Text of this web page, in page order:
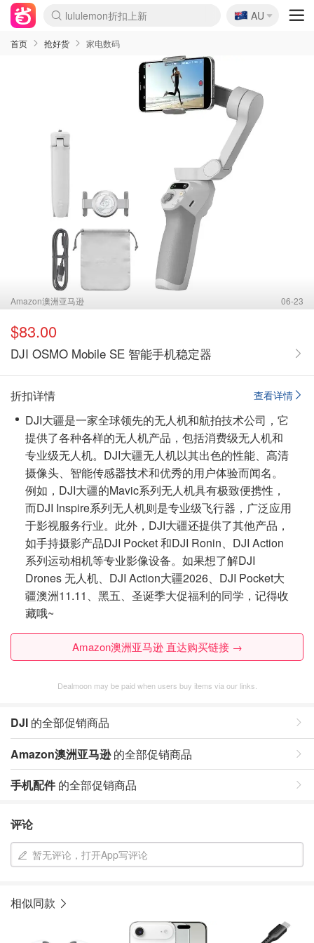
lululemon折扣上新
Sasa美妆护肤3.5折
SSENSE年中3折
FreshBeauty好价汇总
Cettire降价+叠9折
WWS Coles超市实拍
viagogo二手票捡漏
Myer超级周末1折
The Outnet奢牌1折起
David Jones 3折起
Flannels大牌1折
Perfumes Club护肤1折
AMIRO返校季6.2折
Amazon折扣汇总
eToro入金$200送$50
Amazon数码好物
ICONIC本周7.5折
ThedoubleF高奢地板价
Moose Knuckles 6折
丝芙兰5折起
EUFY官网3.7折起
Selenichast首饰2折
Trip机票酒店促销
YSL送5件彩妆礼
Amazon家居好物
Amazon美妆护肤
雅漾大喷$8
过敏原检测盒$33
伊索独家赠50ml沐浴露
科颜氏清仓3折
SEALIFE海洋馆门票6折
丝塔芙大白罐$16
订阅Newsletter送香薰
Cult Beauty 6.8折
Harrods圣诞日历2.3折
LN-CC奢牌私促3折
d'Alba空姐喷雾$16
EVE LOM套装逆天2折
Bernardelli独家4折
Adore Beauty 6折起
CT圣诞日历
Mytheresa奢品2.7折
Luxury Escapes 9折
Currentbody美容仪9折
MOON Garden Live
Roborock扫地机3.7折
Tingo Life水杯$24
Valentino官网5折
CR洗发护发6.3折
修丽可套装7.4折
Myer彩妆2件7折
GANNI官网4.5折
Stylevana韩妆4折
Tessabit高奢8.5折
OGX洗护4折
Amazon阿德莱德次日达
卡诗8.5折+赠礼
Philips Hue灯具8折
🇦🇺
AU
首页 抢好货 家电数码
Amazon澳洲亚马逊 06-23
$83.00
DJI OSMO Mobile SE 智能手机稳定器
查看详情
折扣详情
DJI大疆是一家全球领先的无人机和航拍技术公司，它
提供了各种各样的无人机产品，包括消费级无人机和
专业级无人机。DJI大疆无人机以其出色的性能、高清
摄像头、智能传感器技术和优秀的用户体验而闻名。
例如，DJI大疆的Mavic系列无人机具有极致便携性，
而DJI Inspire系列无人机则是专业级飞行器，广泛应用
于影视服务行业。此外，DJI大疆还提供了其他产品，
如手持摄影产品DJI Pocket 和DJI Ronin、DJI Action
系列运动相机等专业影像设备。如果想了解DJI
Drones 无人机、DJI Action大疆2026、DJI Pocket大
疆澳洲11.11、黑五、圣诞季大促福利的同学， 记得收
藏哦~
Amazon澳洲亚马逊 直达购买链接 →
Dealmoon may be paid when users buy items via our links.
DJI 的全部促销商品
Amazon澳洲亚马逊的全部促销商品
手机配件的全部促销商品
评论
暂无评论，打开App写评论
相似同款